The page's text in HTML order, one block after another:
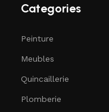
Categories
Peinture
Meubles
Quincaillerie
Plomberie